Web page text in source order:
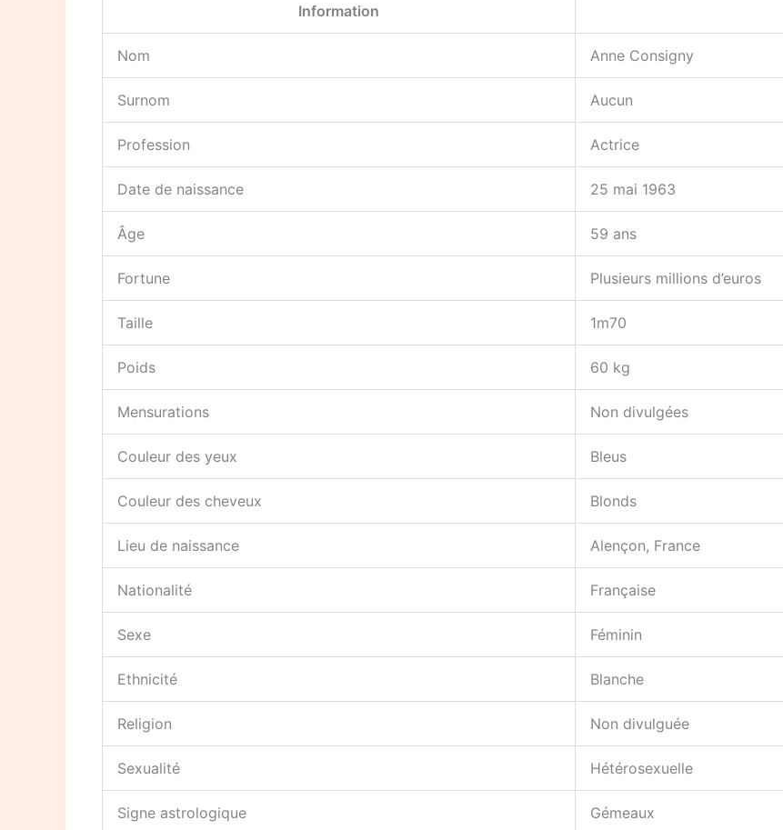
Information
Nom Anne Consigny
Surnom Aucun
Profession Actrice
Date de naissance 25 mai 1963
Âge 59 ans
Fortune Plusieurs millions d’euros
Taille 1m70
Poids 60 kg
Mensurations Non divulgées
Couleur des yeux Bleus
Couleur des cheveux Blonds
Lieu de naissance Alençon, France
Nationalité Française
Sexe Féminin
Ethnicité Blanche
Religion Non divulguée
Sexualité Hétérosexuelle
Signe astrologique Gémeaux